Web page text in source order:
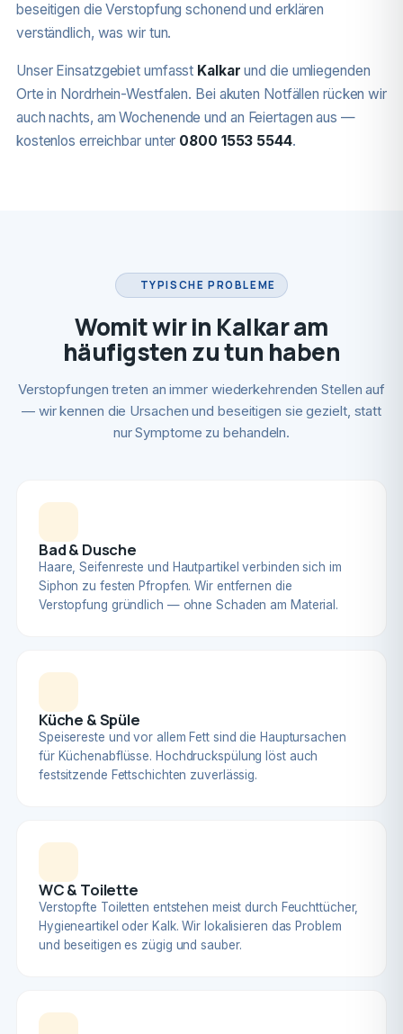
beseitigen die Verstopfung schonend und erklären
verständlich, was wir tun.
Unser Einsatzgebiet umfasst Kalkar und die umliegenden
Orte in Nordrhein-Westfalen. Bei akuten Notfällen rücken wir
auch nachts, am Wochenende und an Feiertagen aus —
kostenlos erreichbar unter 0800 1553 5544.
TYPISCHE PROBLEME
Womit wir in Kalkar am
häufigsten zu tun haben
Verstopfungen treten an immer wiederkehrenden Stellen auf
— wir kennen die Ursachen und beseitigen sie gezielt, statt
nur Symptome zu behandeln.
Bad & Dusche
Haare, Seifenreste und Hautpartikel verbinden sich im
Siphon zu festen Pfropfen. Wir entfernen die
Verstopfung gründlich — ohne Schaden am Material.
Küche & Spüle
Speisereste und vor allem Fett sind die Hauptursachen
für Küchenabflüsse. Hochdruckspülung löst auch
festsitzende Fettschichten zuverlässig.
WC & Toilette
Verstopfte Toiletten entstehen meist durch Feuchttücher,
Hygieneartikel oder Kalk. Wir lokalisieren das Problem
und beseitigen es zügig und sauber.